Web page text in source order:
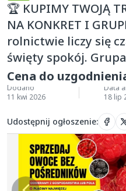
🏆 KUPIMY TWOJĄ
NA KONKRET I
rolnictwie liczy się
święty spokój.
Cena do
Dodano
11 kwi 2026
Data
18 lip
Udostępnij ogłoszenie: